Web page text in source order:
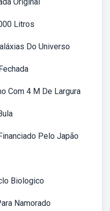
Litros
Do Universo
Com 4 M De Largura
Pelo Japão
Biologico
Namorado